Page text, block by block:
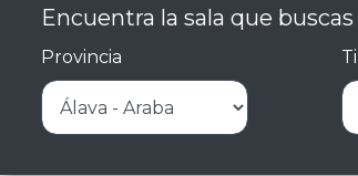
Encuentra la sala que buscas
Provincia